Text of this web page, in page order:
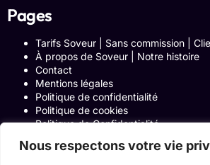
Nous respectons votre vie
Pages
Tarifs Soveur | Sans commission |
À propos de Soveur | Notre histoire
Contact
Mentions légales
Politique de confidentialité
Politique de cookies
Politique de Confidentialité
Blog